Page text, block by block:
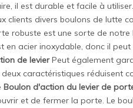
il est durable et facile à
clients divers boulons de lutte
robuste est une sorte de notre
acier inoxydable, donc il
de levierPeut également
caractéristiques réduisent
Boulon d'action du levier de
et de fermer la porte. Le